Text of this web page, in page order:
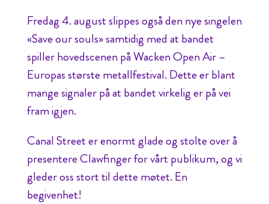
Fredag 4. august slippes også den nye singelen
«Save our souls» samtidig med at bandet
spiller hovedscenen på Wacken Open Air –
Europas største metallfestival. Dette er blant
mange signaler på at bandet virkelig er på vei
fram igjen.
Canal Street er enormt glade og stolte over å
presentere Clawfinger for vårt publikum, og vi
gleder oss stort til dette møtet. En
begivenhet!